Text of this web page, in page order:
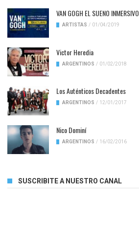
VAN GOGH EL SUENO INMERSIVO
ARTISTAS / 01/04/2019
Victor Heredia
ARGENTINOS / 01/02/2018
Los Auténticos Decadentes
ARGENTINOS / 12/01/2017
Nico Dominí
ARGENTINOS / 16/02/2016
SUSCRIBITE A NUESTRO CANAL